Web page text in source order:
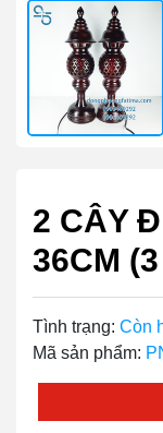
2 CÂY
36CM
Tình trạng: Còn
Mã sản phẩm: